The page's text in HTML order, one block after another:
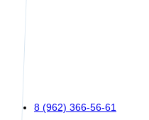
8 (962) 366-56-61